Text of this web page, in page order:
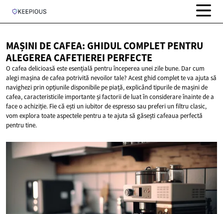
MAȘINI DE CAFEA: GHIDUL COMPLET PENTRU
ALEGEREACAFETIEREI PERFECTE
O cafea delicioasă este esențială pentru începerea unei zile bune. Dar cum
alegi mașina de cafea potrivită nevoilor tale? Acest ghid complet te va ajuta să
navighezi prin opțiunile disponibile pe piață, explicând tipurile de mașini de
cafea, caracteristicile importante și factorii de luat în considerare înainte de a
face o achiziție. Fie că ești un iubitor de espresso sau preferi un filtru clasic,
vom explora toate aspectele pentru a te ajuta să găsești cafeaua perfectă
pentru tine.